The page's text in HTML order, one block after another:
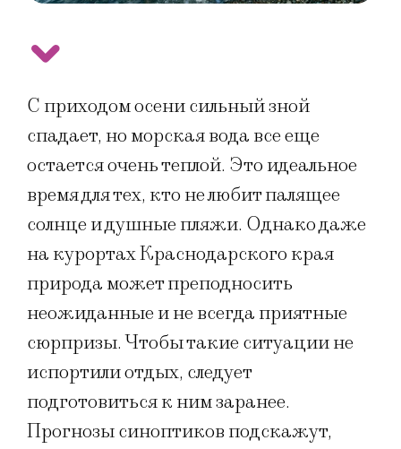
С приходом осени сильный зной
спадает, но морская вода все еще
остается очень теплой. Это идеальное
время для тех, кто не любит палящее
солнце и душные пляжи. Однако даже
на курортах Краснодарского края
природа может преподносить
неожиданные и не всегда приятные
сюрпризы. Чтобы такие ситуации не
испортили отдых, следует
подготовиться к ним заранее.
Прогнозы синоптиков подскажут,